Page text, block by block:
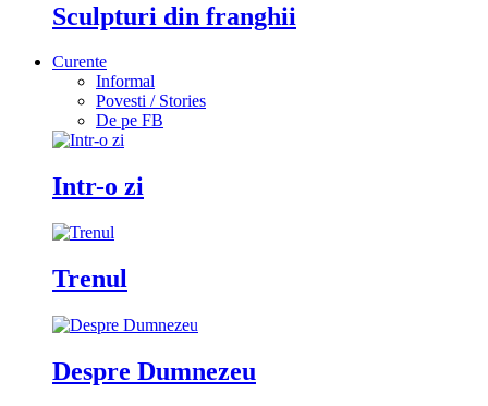
Sculpturi din franghii
Curente
Informal
Povesti / Stories
De pe FB
Intr-o zi
Trenul
Despre Dumnezeu